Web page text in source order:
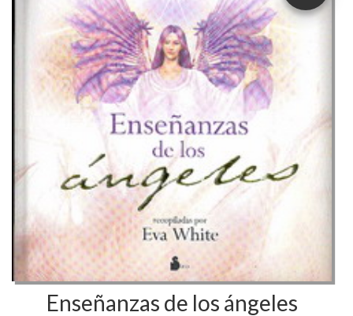
ángeles
Enseñanzas de los ángeles